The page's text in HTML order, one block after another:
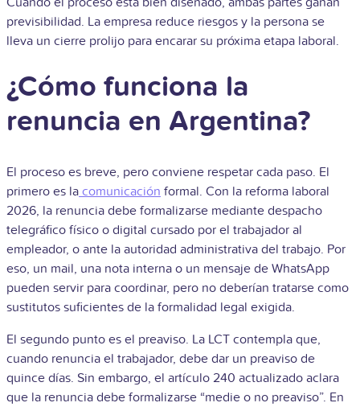
previsibilidad. La empresa reduce riesgos y la persona se
lleva un cierre prolijo para encarar su próxima etapa laboral.
¿Cómo funciona la
renuncia en Argentina?
El proceso es breve, pero conviene respetar cada paso. El
primero es la comunicación formal. Con la reforma laboral
2026, la renuncia debe formalizarse mediante despacho
telegráfico físico o digital cursado por el trabajador al
empleador, o ante la autoridad administrativa del trabajo. Por
eso, un mail, una nota interna o un mensaje de WhatsApp
pueden servir para coordinar, pero no deberían tratarse como
sustitutos suficientes de la formalidad legal exigida.
El segundo punto es el preaviso. La LCT contempla que,
cuando renuncia el trabajador, debe dar un preaviso de
quince días. Sin embargo, el artículo 240 actualizado aclara
que la renuncia debe formalizarse “medie o no preaviso”. En